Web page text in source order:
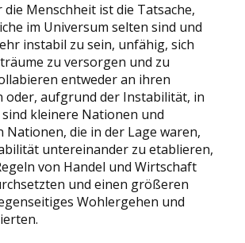
Menschheit ist die Tatsache,
im Universum selten sind und
instabil zu sein, unfähig, sich
zu versorgen und zu
entweder an ihren
oder, aufgrund der Instabilität, in
sind kleinere Nationen und
Nationen, die in der Lage waren,
untereinander zu etablieren,
von Handel und Wirtschaft
und einen größeren
Wohlergehen und